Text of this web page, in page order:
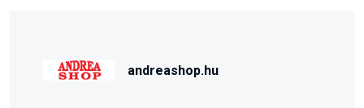
andreashop.hu